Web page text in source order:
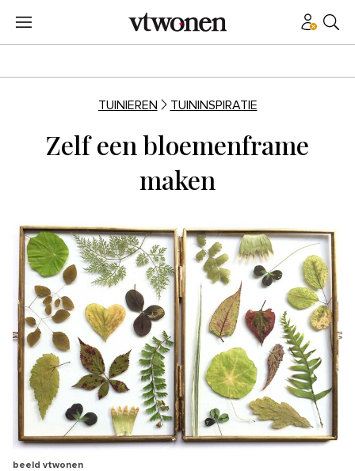
TUINIEREN TUININSPIRATIE
Zelf een bloemenframe
maken
beeld vtwonen